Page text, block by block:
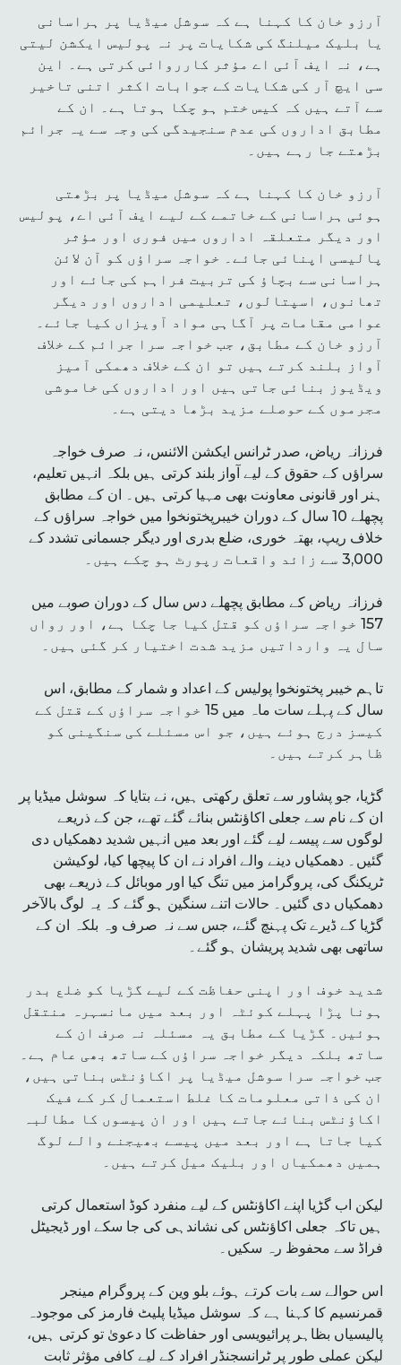
آرزو خان کا کہنا ہے کہ سوشل میڈیا پر ہراسانی
یا بلیک میلنگ کی شکایات پر نہ پولیس ایکشن لیتی
ہے، نہ ایف آئی اے مؤثر کارروائی کرتی ہے۔ این
سی ایچ آر کی شکایات کے جوابات اکثر اتنی تاخیر
سے آتے ہیں کہ کیس ختم ہو چکا ہوتا ہے۔ ان کے
مطابق اداروں کی عدم سنجیدگی کی وجہ سے یہ جرائم
بڑھتے جا رہے ہیں۔
آرزو خان کا کہنا ہے کہ سوشل میڈیا پر بڑھتی
ہوئی ہراسانی کے خاتمے کے لیے ایف آئی اے، پولیس
اور دیگر متعلقہ اداروں میں فوری اور مؤثر
پالیسی اپنائی جائے۔ خواجہ سراؤں کو آن لائن
ہراسانی سے بچاؤ کی تربیت فراہم کی جائے اور
تھانوں، اسپتالوں، تعلیمی اداروں اور دیگر
عوامی مقامات پر آگاہی مواد آویزاں کیا جائے۔
آرزو خان کے مطابق، جب خواجہ سرا جرائم کے خلاف
آواز بلند کرتے ہیں تو ان کے خلاف دھمکی آمیز
ویڈیوز بنائی جاتی ہیں اور اداروں کی خاموشی
مجرموں کے حوصلے مزید بڑھا دیتی ہے۔
فرزانہ ریاض، صدر ٹرانس ایکشن الائنس، نہ صرف خواجہ
سراؤں کے حقوق کے لیے آواز بلند کرتی ہیں بلکہ انہیں تعلیم،
ہنر اور قانونی معاونت بھی مہیا کرتی ہیں۔ ان کے مطابق
پچھلے 10 سال کے دوران خیبرپختونخوا میں خواجہ سراؤں کے
خلاف ریپ، بھتہ خوری، ضلع بدری اور دیگر جسمانی تشدد کے
3,000 سے زائد واقعات رپورٹ ہو چکے ہیں۔
فرزانہ ریاض کے مطابق پچھلے دس سال کے دوران صوبے میں
157 خواجہ سراؤں کو قتل کیا جا چکا ہے، اور رواں
سال یہ وارداتیں مزید شدت اختیار کر گئی ہیں۔
تاہم خیبر پختونخوا پولیس کے اعداد و شمار کے مطابق، اس
سال کے پہلے سات ماہ میں 15 خواجہ سراؤں کے قتل کے
کیسز درج ہوئے ہیں، جو اس مسئلے کی سنگینی کو
ظاہر کرتے ہیں۔
گڑیا، جو پشاور سے تعلق رکھتی ہیں، نے بتایا کہ سوشل میڈیا پر
ان کے نام سے جعلی اکاؤنٹس بنائے گئے تھے، جن کے ذریعے
لوگوں سے پیسے لیے گئے اور بعد میں انہیں شدید دھمکیاں دی
گئیں۔ دھمکیاں دینے والے افراد نے ان کا پیچھا کیا، لوکیشن
ٹریکنگ کی، پروگرامز میں تنگ کیا اور موبائل کے ذریعے بھی
دھمکیاں دی گئیں۔ حالات اتنے سنگین ہو گئے کہ یہ لوگ بالآخر
گڑیا کے ڈیرے تک پہنچ گئے، جس سے نہ صرف وہ بلکہ ان کے
ساتھی بھی شدید پریشان ہو گئے۔
شدید خوف اور اپنی حفاظت کے لیے گڑیا کو ضلع بدر
ہونا پڑا پہلے کوئٹہ اور بعد میں مانسہرہ منتقل
ہوئیں۔ گڑیا کے مطابق یہ مسئلہ نہ صرف ان کے
ساتھ بلکہ دیگر خواجہ سراؤں کے ساتھ بھی عام ہے۔
جب خواجہ سرا سوشل میڈیا پر اکاؤنٹس بناتی ہیں،
ان کی ذاتی معلومات کا غلط استعمال کر کے فیک
اکاؤنٹس بنائے جاتے ہیں اور ان پیسوں کا مطالبہ
کیا جاتا ہے اور بعد میں پیسے بھیجنے والے لوگ
ہمیں دھمکیاں اور بلیک میل کرتے ہیں۔
لیکن اب گڑیا اپنے اکاؤنٹس کے لیے منفرد کوڈ استعمال کرتی
ہیں تاکہ جعلی اکاؤنٹس کی نشاندہی کی جا سکے اور ڈیجیٹل
فراڈ سے محفوظ رہ سکیں۔
اس حوالے سے بات کرتے ہوئے بلو وین کے پروگرام مینجر
قمرنسیم کا کہنا ہے کہ سوشل میڈیا پلیٹ فارمز کی موجودہ
پالیسیاں بظاہر پرائیویسی اور حفاظت کا دعویٰ تو کرتی ہیں،
لیکن عملی طور پر ٹرانسجنڈر افراد کے لیے کافی مؤثر ثابت